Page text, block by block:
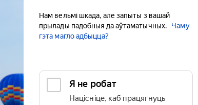
Нам вельмі шкада, але запыты з вашай
прылады падобныя да аўтаматычных.
Чаму
гэта магло адбыцца?
Я не робат
Націсніце, каб працягнуць